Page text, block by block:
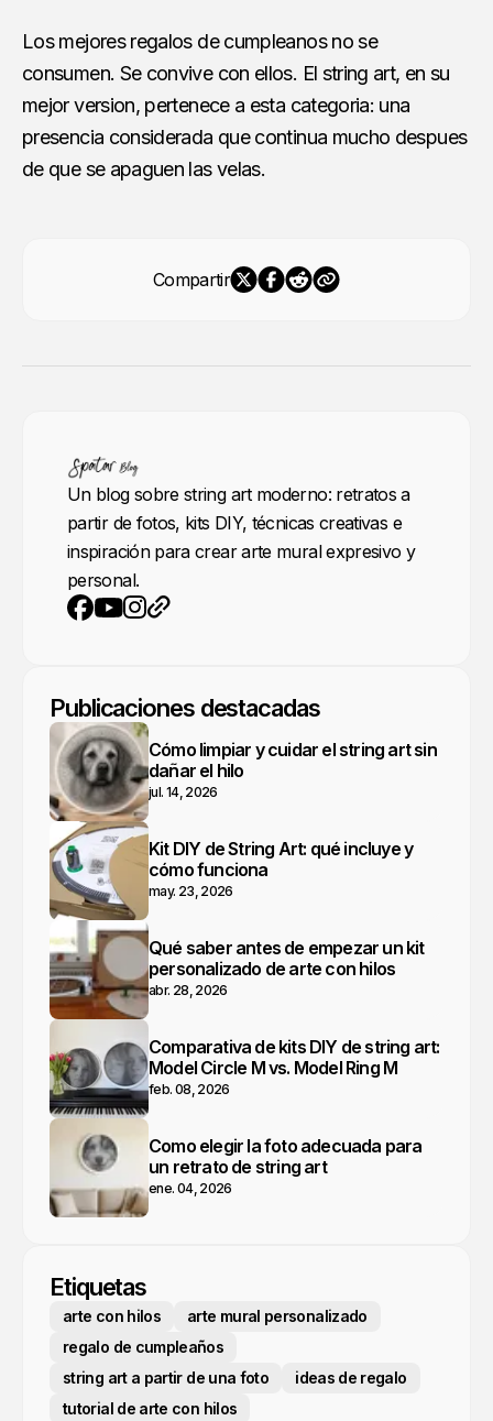
Los mejores regalos de cumpleanos no se
consumen. Se convive con ellos. El string art, en su
mejor version, pertenece a esta categoria: una
presencia considerada que continua mucho despues
de que se apaguen las velas.
Compartir
Un blog sobre string art moderno: retratos a
partir de fotos, kits DIY, técnicas creativas e
inspiración para crear arte mural expresivo y
personal.
Publicaciones destacadas
Cómo limpiar y cuidar el string art sin
dañar el hilo
jul. 14, 2026
Kit DIY de String Art: qué incluye y
cómo funciona
may. 23, 2026
Qué saber antes de empezar un kit
personalizado de arte con hilos
abr. 28, 2026
Comparativa de kits DIY de string art:
Model Circle M vs. Model Ring M
feb. 08, 2026
Como elegir la foto adecuada para
un retrato de string art
ene. 04, 2026
Etiquetas
arte con hilos
arte mural personalizado
regalo de cumpleaños
string art a partir de una foto
ideas de regalo
tutorial de arte con hilos